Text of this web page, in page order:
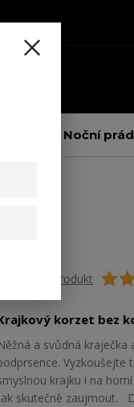
Noční
Ohodnotit produkt
korzet bez
a svůdná kraječka
Vyzkoušejte
krajku i na
skutečně zaujmout.